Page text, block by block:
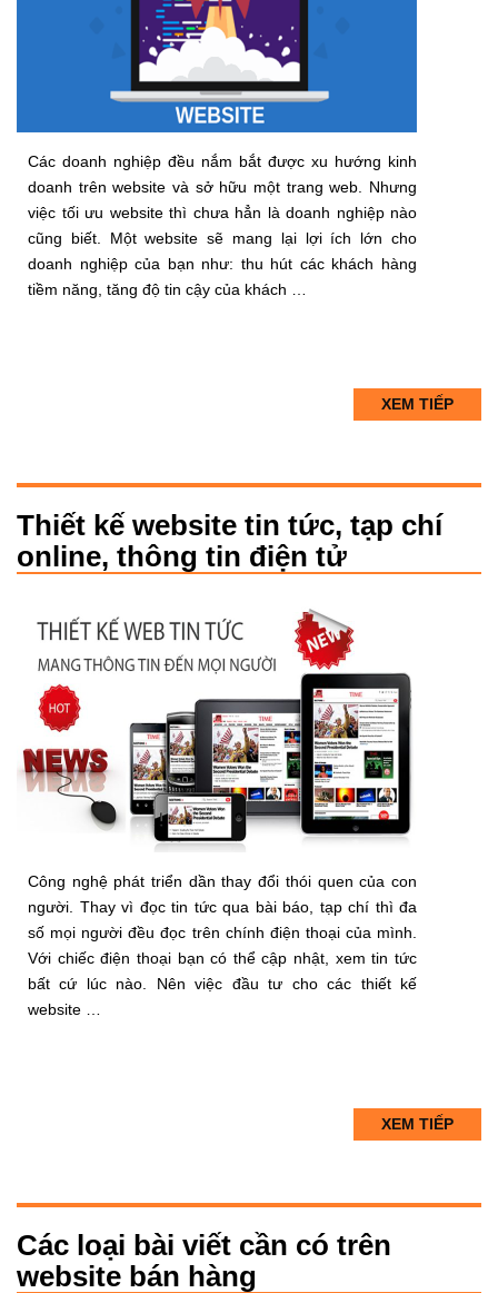
Các doanh nghiệp đều nắm bắt được xu hướng kinh
doanh trên website và sở hữu một trang web. Nhưng
việc tối ưu website thì chưa hẳn là doanh nghiệp nào
cũng biết. Một website sẽ mang lại lợi ích lớn cho
doanh nghiệp của bạn như: thu hút các khách hàng
tiềm năng, tăng độ tin cậy của khách …
XEM TIẾP
Thiết kế website tin tức, tạp chí
online, thông tin điện tử
Công nghệ phát triển dần thay đổi thói quen của con
người. Thay vì đọc tin tức qua bài báo, tạp chí thì đa
số mọi người đều đọc trên chính điện thoại của mình.
Với chiếc điện thoại bạn có thể cập nhật, xem tin tức
bất cứ lúc nào. Nên việc đầu tư cho các thiết kế
website …
XEM TIẾP
Các loại bài viết cần có trên
website bán hàng